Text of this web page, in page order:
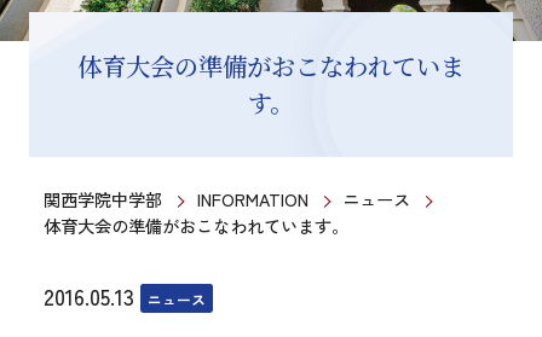
体育大会の準備がおこなわれていま
す。
関西学院中学部 INFORMATION
ニュース
体育大会の準備がおこなわれています。
2016.05.13 ニュース